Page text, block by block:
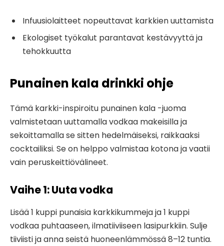
Infuusiolaitteet nopeuttavat karkkien uuttamista
Ekologiset työkalut parantavat kestävyyttä ja
tehokkuutta
Punainen kala drinkki ohje
Tämä karkki-inspiroitu punainen kala -juoma
valmistetaan uuttamalla vodkaa makeisilla ja
sekoittamalla se sitten hedelmäiseksi, raikkaaksi
cocktailiksi. Se on helppo valmistaa kotona ja vaatii
vain peruskeittiövälineet.
Vaihe 1: Uuta vodka
Lisää 1 kuppi punaisia karkkikummeja ja 1 kuppi
vodkaa puhtaaseen, ilmatiiviiseen lasipurkkiin. Sulje
tiiviisti ja anna seistä huoneenlämmössä 8–12 tuntia.